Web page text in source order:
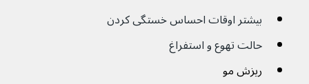
بیشتر اوقات احساس خستگی کردن
حالت تهوع و استفراغ
ریزش مو